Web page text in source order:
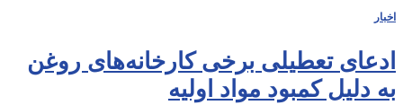
اخبار
ادعای تعطیلی برخی کارخانه‌های روغن
به دلیل کمبود مواد اولیه